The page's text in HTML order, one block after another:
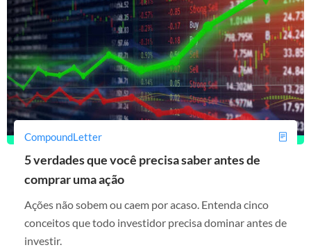
CompoundLetter
5 verdades que você precisa saber antes de
comprar uma ação
Ações não sobem ou caem por acaso. Entenda cinco
conceitos que todo investidor precisa dominar antes de
investir.